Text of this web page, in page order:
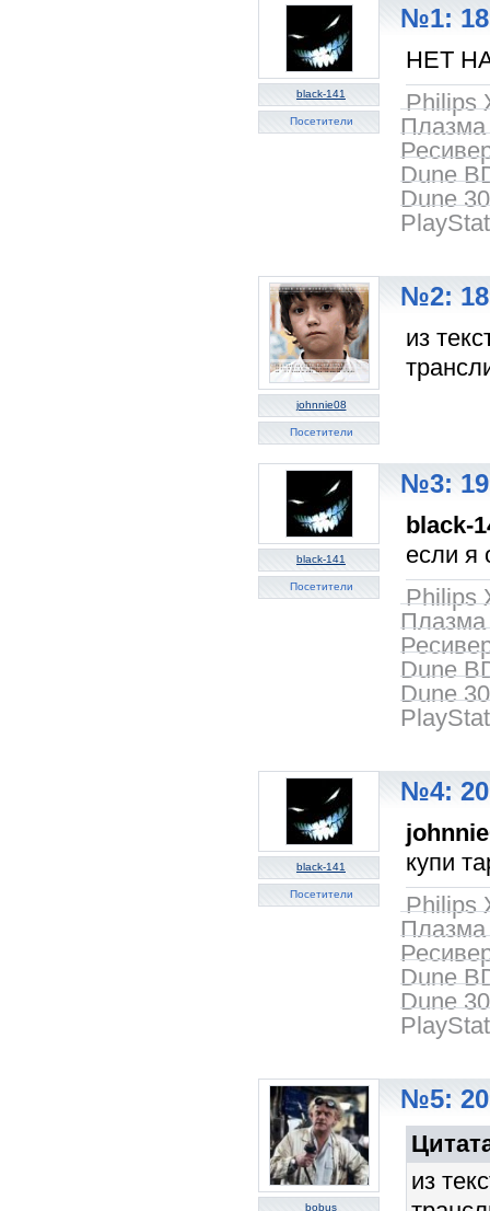
black-141
Посетители
№1: 18
НЕТ
Philips
Плазма
Dune
Dune
johnnie08
Посетители
№2: 18
из
black-141
Посетители
№3: 19
black-
если я
Philips
Плазма
Dune
Dune
black-141
Посетители
№4: 20
купи
Philips
Плазма
Dune
Dune
bobus
№5: 20
из